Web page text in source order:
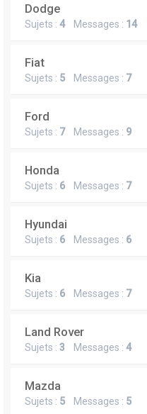
Dodge
Sujets : 4Messages : 14
Fiat
Sujets : 5 Messages : 7
Ford
Sujets : 7Messages : 9
Honda
Sujets : 6 Messages : 7
Hyundai
Sujets : 6 Messages : 6
Kia
Sujets : 6 Messages : 7
Land Rover
Sujets : 3 Messages : 4
Mazda
Sujets : 5 Messages : 5